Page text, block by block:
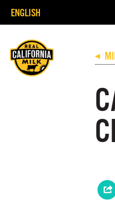
ENGLISH
◀